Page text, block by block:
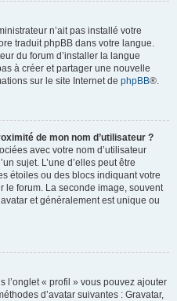
n’ait pas installé votre
traduit phpBB dans votre langue.
du forum d’installer la langue
à créer et partager une nouvelle
sur le site Internet de phpBB®.
de mon nom d’utilisateur ?
avec votre nom d’utilisateur
sujet. L’une d’elles peut être
étoiles ou des blocs indiquant votre
le forum. La seconde image, souvent
et généralement est unique ou
l’onglet « profil » vous pouvez ajouter
d’avatar suivantes : Gravatar,